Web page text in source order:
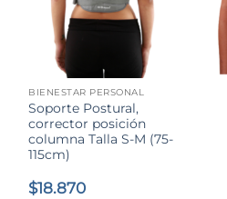
BIENESTAR PERSONAL
Soporte Postural,
corrector posición
columna Talla S-M (75-
115cm)
$18.870